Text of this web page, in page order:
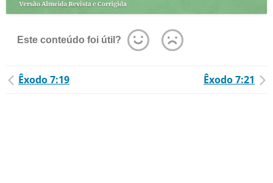
Este conteúdo foi útil?
Êxodo 7:19 Êxodo 7:21